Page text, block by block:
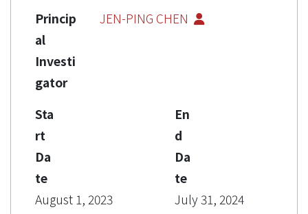
Princip
al
Investi
gator
JEN-PING CHEN
Sta
rt
Da
te
August 1, 2023
En
d
Da
te
July 31, 2024